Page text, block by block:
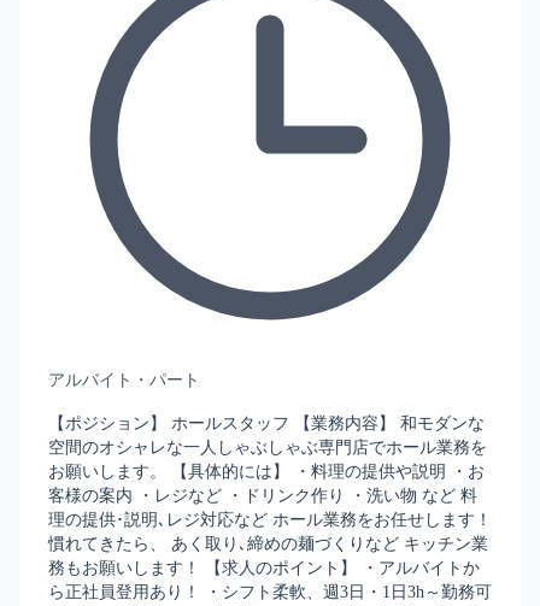
アルバイト・パート
【ポジション】 ホールスタッフ 【業務内容】 和モダンな
空間のオシャレな一人しゃぶしゃぶ専門店でホール業務を
お願いします。 【具体的には】 ・料理の提供や説明 ・お
客様の案内 ・レジなど ・ドリンク作り ・洗い物 など 料
理の提供･説明､レジ対応など ホール業務をお任せします！
慣れてきたら、 あく取り､締めの麺づくりなど キッチン業
務もお願いします！ 【求人のポイント】 ・アルバイトか
ら正社員登用あり！ ・シフト柔軟、週3日・1日3h～勤務可